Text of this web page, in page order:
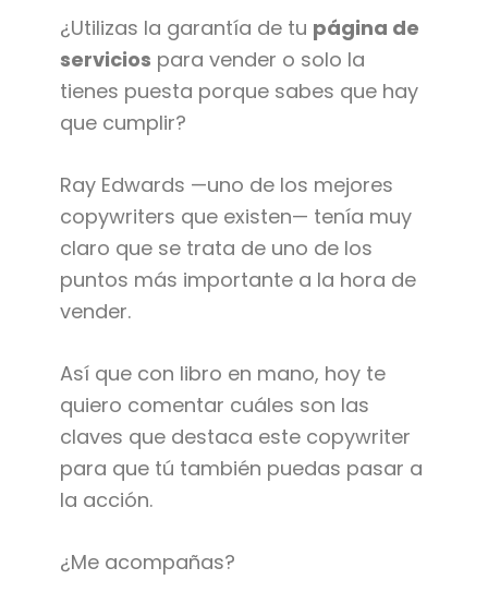
¿Utilizas la garantía de tu página de
servicios para vender o solo la
tienes puesta porque sabes que hay
que cumplir?
Ray Edwards —uno de los mejores
copywriters que existen— tenía muy
claro que se trata de uno de los
puntos más importante a la hora de
vender.
Así que con libro en mano, hoy te
quiero comentar cuáles son las
claves que destaca este copywriter
para que tú también puedas pasar a
la acción.
¿Me acompañas?